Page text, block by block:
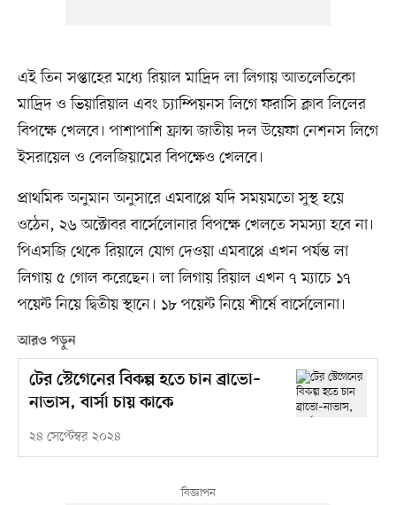
এই তিন সপ্তাহের মধ্যে রিয়াল মাদ্রিদ লা লিগায় আতলেতিকো
মাদ্রিদ ও ভিয়ারিয়াল এবং চ্যাম্পিয়নস লিগে ফরাসি ক্লাব লিলের
বিপক্ষে খেলবে। পাশাপাশি ফ্রান্স জাতীয় দল উয়েফা নেশনস লিগে
ইসরায়েল ও বেলজিয়ামের বিপক্ষেও খেলবে।
প্রাথমিক অনুমান অনুসারে এমবাপ্পে যদি সময়মতো সুস্থ হয়ে
ওঠেন, ২৬ অক্টোবর বার্সেলোনার বিপক্ষে খেলতে সমস্যা হবে না।
পিএসজি থেকে রিয়ালে যোগ দেওয়া এমবাপ্পে এখন পর্যন্ত লা
লিগায় ৫ গোল করেছেন। লা লিগায় রিয়াল এখন ৭ ম্যাচে ১৭
পয়েন্ট নিয়ে দ্বিতীয় স্থানে। ১৮ পয়েন্ট নিয়ে শীর্ষে বার্সেলোনা।
আরও পড়ুন
টের স্টেগেনের বিকল্প হতে চান ব্রাভো–
নাভাস, বার্সা চায় কাকে
২৪ সেপ্টেম্বর ২০২৪